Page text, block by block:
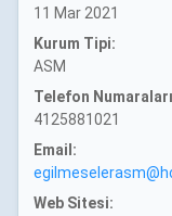
11 Mar 2021
Kurum Tipi:
ASM
Telefon
4125881021
Email:
Web Sitesi: